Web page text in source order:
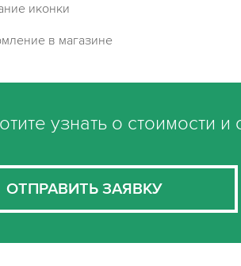
иконки
в магазине
узнать о стоимости
ОТПРАВИТЬ ЗАЯВКУ